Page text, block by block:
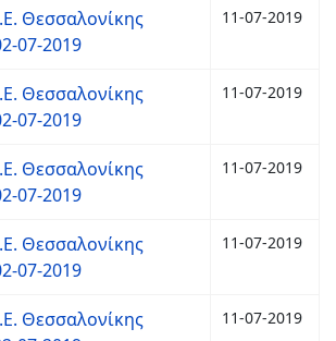
Θεσσαλονίκης
07-2019
11-07-2019
Θεσσαλονίκης
07-2019
11-07-2019
Θεσσαλονίκης
07-2019
11-07-2019
Θεσσαλονίκης
07-2019
11-07-2019
Θεσσαλονίκης
11-07-2019